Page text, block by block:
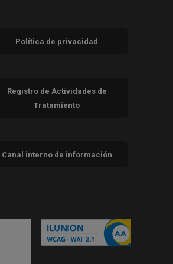
Política de privacidad
Registro de Actividades de
Tratamiento
Canal interno de información